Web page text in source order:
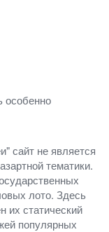
особенно
сайт не является
тематики.
лото. Здесь
их статический
популярных